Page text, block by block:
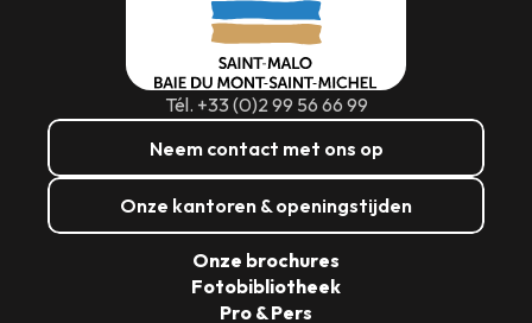
Lees meer over
Lees meer over
Lees meer over
Lees meer over
Lees meer over
Lees meer over
Lees meer over
Lees meer over
Tél. +33 (0)2 99 56 66 99
Neem contact met ons op
Onze kantoren & openingstijden
Onze brochures
Fotobibliotheek
Pro & Pers